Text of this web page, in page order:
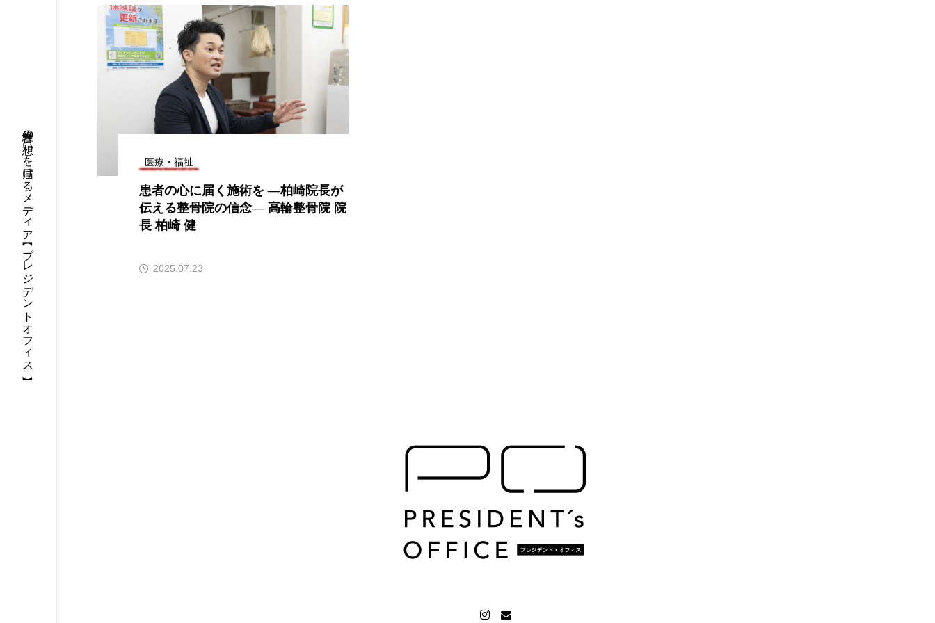
経営者の想いを届けるメディア 【 プレジデントオフィス 】 医療・福祉
患者の心に届く施術を ―柏崎院長が
伝える整骨院の信念― 高輪整骨院 院
長 柏崎 健
2025.07.23